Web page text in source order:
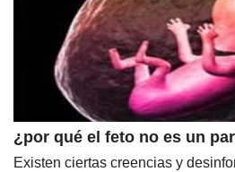
¿por qué el feto no es un
Existen ciertas creencias y